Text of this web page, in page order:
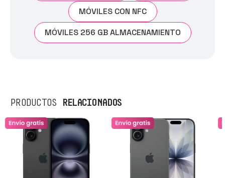
MÓVILES CON NFC
MÓVILES 256 GB ALMACENAMIENTO
PRODUCTOS RELACIONADOS